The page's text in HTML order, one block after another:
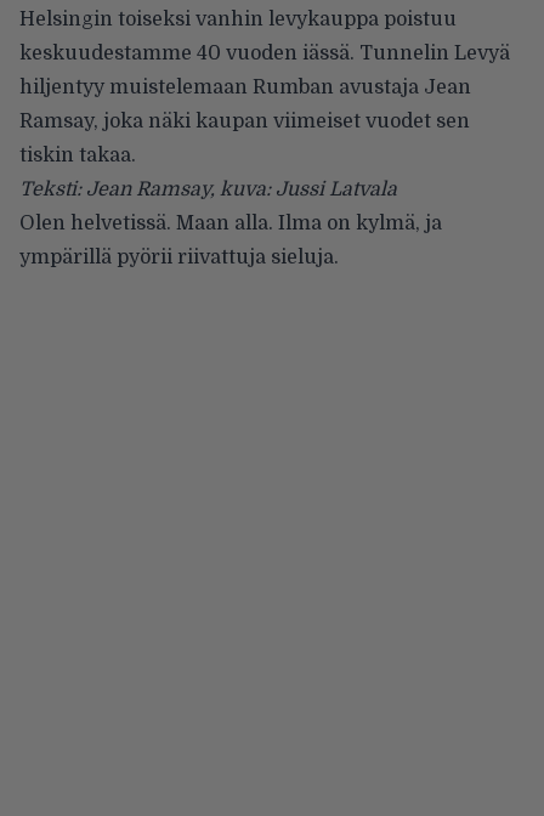
Helsingin toiseksi vanhin levykauppa poistuu
keskuudestamme 40 vuoden iässä. Tunnelin Levyä
hiljentyy muistelemaan Rumban avustaja Jean
Ramsay, joka näki kaupan viimeiset vuodet sen
tiskin takaa.
Teksti: Jean Ramsay, kuva: Jussi Latvala
Olen helvetissä. Maan alla. Ilma on kylmä, ja
ympärillä pyörii riivattuja sieluja.